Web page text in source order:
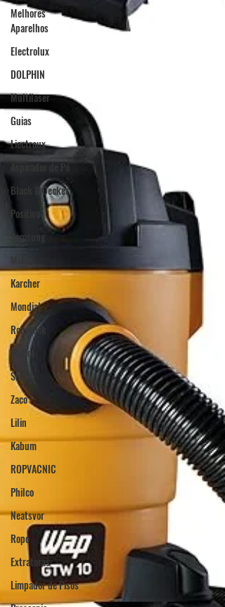
Melhores
Aparelhos
Electrolux
DOLPHIN
Multilaser
Guias
Liectroux
Aspirador de Pó
Black & Decker
Positivo
Samsung
Karcher
Mondial
Roborock
iRobot
Shark
Zaco
Lilin
Kabum
ROPVACNIC
Philco
Neatsvor
Ropo
Extratoras
Limpador de Pisos